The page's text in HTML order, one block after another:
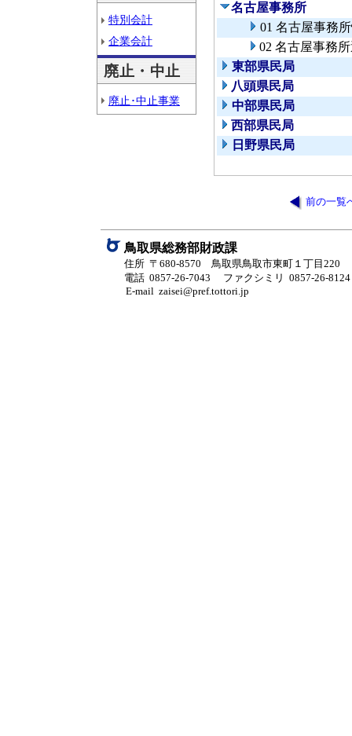
特別会計
企業会計
廃止・中止
廃止･中止事業
名古屋事務所
01 名古屋事務
02 名古屋事務
東部県民局
八頭県民局
中部県民局
西部県民局
日野県民局
前の一覧
鳥取県総務部財政課
住所 〒680-8570 鳥取県鳥取市東町１丁目220
電話 0857-26-7043
ファクシミリ 0857-26-8124
E-mail zaisei@pref.tottori.jp